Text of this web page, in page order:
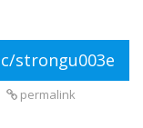
strongu003e
permalink